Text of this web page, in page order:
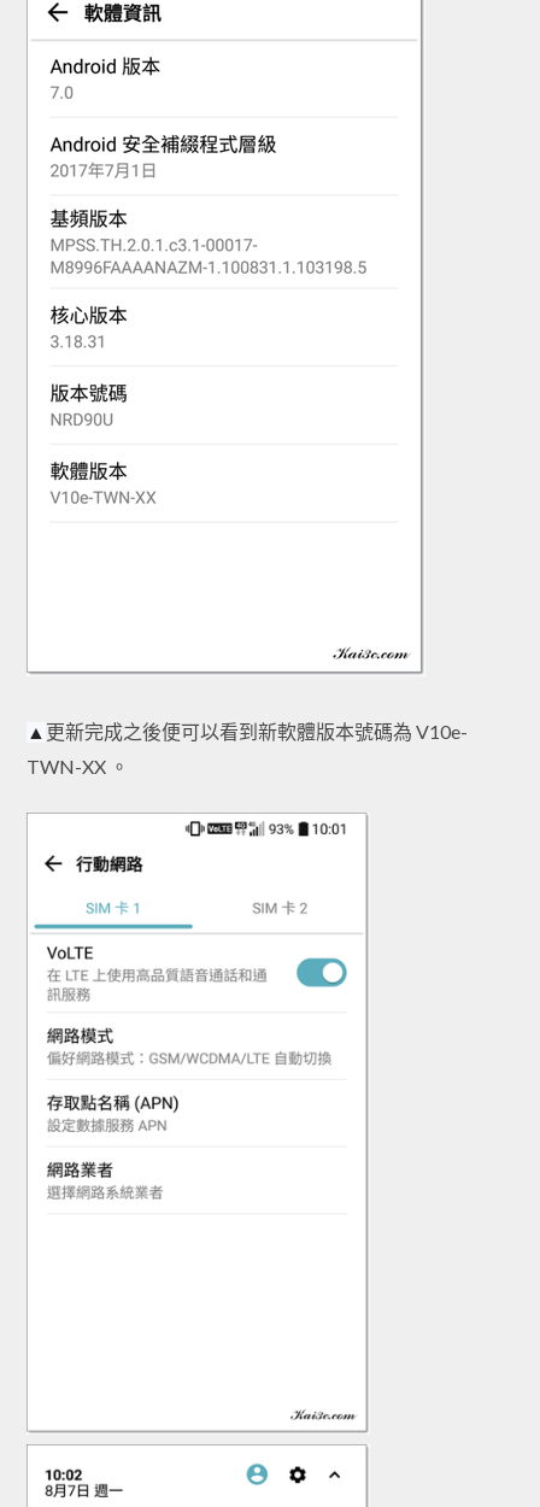
▲ 更新完成之後便可以看到新軟體版本號碼為 V10e-
TWN-XX 。